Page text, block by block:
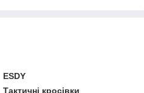
ESDY
Тактичні кросівки